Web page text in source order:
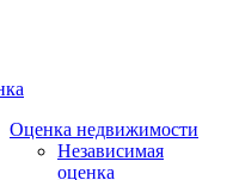
Оценка недвижимости
Независимая
оценка